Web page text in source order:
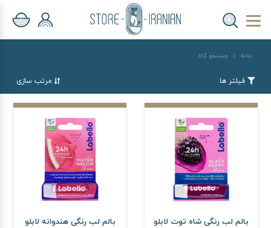
خانه جستجو کالا
فیلتر ها مرتب سازی
بالم لب رنگی شاه توت لابلو
بالم لب رنگی هندوانه لابلو